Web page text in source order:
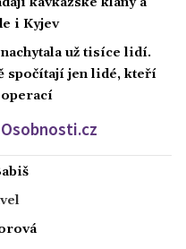
i Kyjev
už tisíce lidí.
spočítají jen lidé, kteří